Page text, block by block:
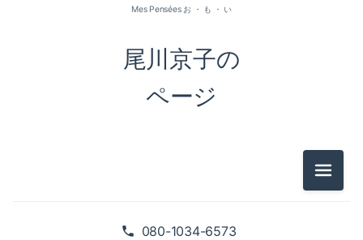
080-1034-6573
尾川京子の
ページ
Mes Pensées お ・ も ・ い
メニュ